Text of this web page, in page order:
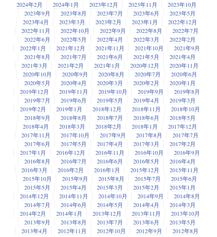
2024年2月 2024年1月 2023年12月 2023年11月
2023年10月
2023年9月
2023年8月 2023年7月 2023年6月
2023年5月
2023年4月
2023年3月 2023年2月 2023年1月
2022年12月
2022年11月
2022年10月 2022年9月 2022年8月
2022年7月
2022年6月
2022年5月 2022年4月 2022年3月
2022年2月
2022年1月
2021年12月 2021年11月 2021年10月
2021年9月
2021年8月
2021年7月 2021年6月 2021年5月
2021年4月
2021年3月
2021年2月 2021年1月 2020年12月
2020年11月
2020年10月
2020年9月 2020年8月 2020年7月
2020年6月
2020年5月
2020年4月 2020年3月 2020年2月
2020年1月
2019年12月
2019年11月 2019年10月 2019年9月
2019年8月
2019年7月
2019年6月 2019年5月 2019年4月
2019年3月
2019年2月
2019年1月 2018年12月 2018年11月
2018年10月
2018年9月
2018年8月 2018年7月 2018年6月
2018年5月
2018年4月
2018年3月 2018年2月 2018年1月
2017年12月
2017年11月
2017年10月 2017年9月 2017年8月
2017年7月
2017年6月
2017年5月 2017年4月 2017年3月
2017年2月
2017年1月
2016年12月 2016年11月 2016年10月
2016年9月
2016年8月
2016年7月 2016年6月 2016年5月
2016年4月
2016年3月
2016年2月 2016年1月 2015年12月
2015年11月
2015年10月
2015年9月 2015年8月 2015年7月
2015年6月
2015年5月
2015年4月 2015年3月 2015年2月
2015年1月
2014年12月
2014年11月 2014年10月 2014年9月
2014年8月
2014年7月
2014年6月 2014年5月 2014年4月
2014年3月
2014年2月
2014年1月 2013年12月 2013年11月
2013年10月
2013年9月
2013年8月 2013年7月 2013年6月
2013年5月
2013年4月
2012年11月 2012年10月 2012年9月
2012年8月